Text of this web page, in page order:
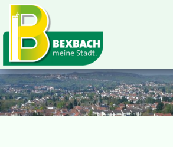
zum Inhalt